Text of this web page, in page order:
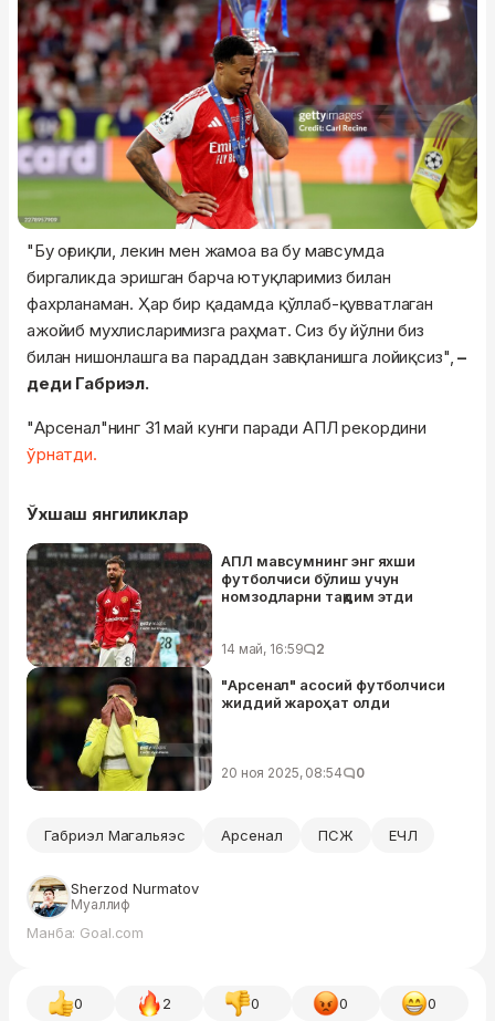
"Бу оғриқли, лекин мен жамоа ва бу мавсумда
биргаликда эришган барча ютуқларимиз билан
фахрланаман. Ҳар бир қадамда қўллаб-қувватлаган
ажойиб мухлисларимизга раҳмат. Сиз бу йўлни биз
билан нишонлашга ва параддан завқланишга лойиқсиз",–
деди Габриэл.
"Арсенал"нинг 31 май кунги паради АПЛ рекордини
ўрнатди.
Ўхшаш янгиликлар
АПЛ мавсумнинг энг яхши
футболчиси бўлиш учун
номзодларни тақдим этди
14 май, 16:59 2
"Арсенал" асосий футболчиси
жиддий жароҳат олди
20 ноя 2025, 08:54 0
Габриэл Магальяэс Арсенал ПСЖ ЕЧЛ
Sherzod Nurmatov
Муаллиф
Манба: Goal.com
0 2 0 0 0